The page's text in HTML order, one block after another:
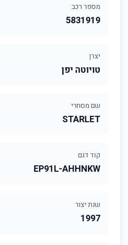
מספר רכב
5831919
יצרן
טויוטה יפן
שם מסחרי
STARLET
קוד דגם
EP91L-AHHNKW
שנת יצור
1997